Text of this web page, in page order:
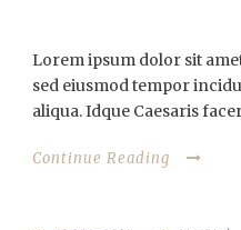
Lorem ipsum dolor sit
sed eiusmod tempor
aliqua. Idque Caesaris
Continue Reading